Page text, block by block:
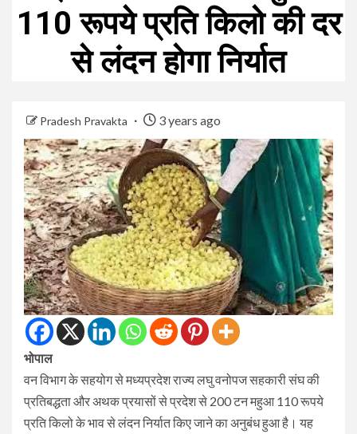
110 रूपये प्रति किलो की दर
से लंदन होगा निर्यात
Pradesh Pravakta 3 years ago
भोपाल
वन विभाग के सहयोग से मध्यप्रदेश राज्य लघु वनोपज सहकारी संघ की
प्रतिबद्धता और अथक प्रयासों से प्रदेश से 200 टन महुआ 110 रूपये
प्रति किलो के भाव से लंदन निर्यात किए जाने का अनुबंध हुआ है। यह